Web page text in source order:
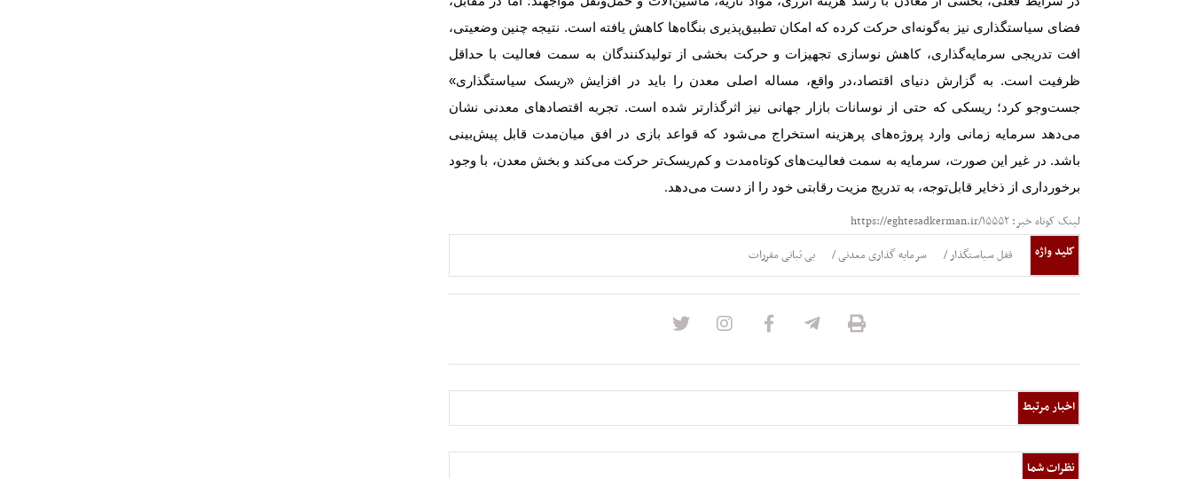
فضای سیاستگذاری نیز به‌گونه‌ای حرکت کرده که امکان تطبیق‌پذیری بنگاه‌ها کاهش یافته است. نتیجه چنین وضعیتی،
افت تدریجی سرمایه‌گذاری، کاهش نوسازی تجهیزات و حرکت بخشی از تولیدکنندگان به سمت فعالیت با حداقل
ظرفیت است. به گزارش دنیای اقتصاد،در واقع، مساله اصلی معدن را باید در افزایش «ریسک سیاستگذاری»
جست‌وجو کرد؛ ریسکی که حتی از نوسانات بازار جهانی نیز اثرگذارتر شده است. تجربه اقتصادهای معدنی نشان
می‌دهد سرمایه زمانی وارد پروژه‌های پرهزینه استخراج می‌شود که قواعد بازی در افق میان‌مدت قابل پیش‌بینی
باشد. در غیر این صورت، سرمایه به سمت فعالیت‌های کوتاه‌مدت و کم‌ریسک‌تر حرکت می‌کند و بخش معدن، با وجود
برخورداری از ذخایر قابل‌توجه، به تدریج مزیت رقابتی خود را از دست می‌دهد.
لینک کوتاه خبر: https://eghtesadkerman.ir/۱۵۵۵۲
کلید واژه
قفل سیاستگذار سرمایه گذاری معدنی بی ثباتی مقررات
اخبار مرتبط
نظرات شما